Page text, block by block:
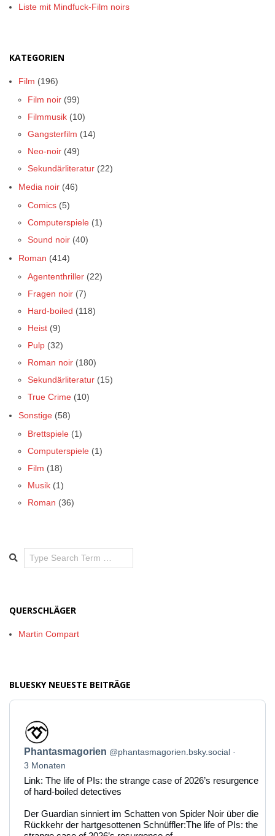
Liste mit Mindfuck-Film noirs
KATEGORIEN
Film (196)
Film noir (99)
Filmmusik (10)
Gangsterfilm (14)
Neo-noir (49)
Sekundärliteratur (22)
Media noir (46)
Comics (5)
Computerspiele (1)
Sound noir (40)
Roman (414)
Agententhriller (22)
Fragen noir (7)
Hard-boiled (118)
Heist (9)
Pulp (32)
Roman noir (180)
Sekundärliteratur (15)
True Crime (10)
Sonstige (58)
Brettspiele (1)
Computerspiele (1)
Film (18)
Musik (1)
Roman (36)
Search
QUERSCHLÄGER
Martin Compart
BLUESKY NEUESTE BEITRÄGE
Beitrag
von
Phantasmagorien
auf
Bluesky
ansehen
Phantasmagorien @phantasmagorien.bsky.social
3 Monaten
Link: The life of PIs: the strange case of 2026’s resurgence
of hard-boiled detectives
Der Guardian sinniert im Schatten von Spider Noir über die
Rückkehr der hartgesottenen Schnüffler:The life of PIs: the